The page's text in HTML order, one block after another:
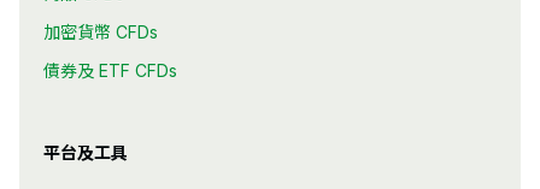
加密貨幣 CFDs
債券及 ETF CFDs
平台及工具